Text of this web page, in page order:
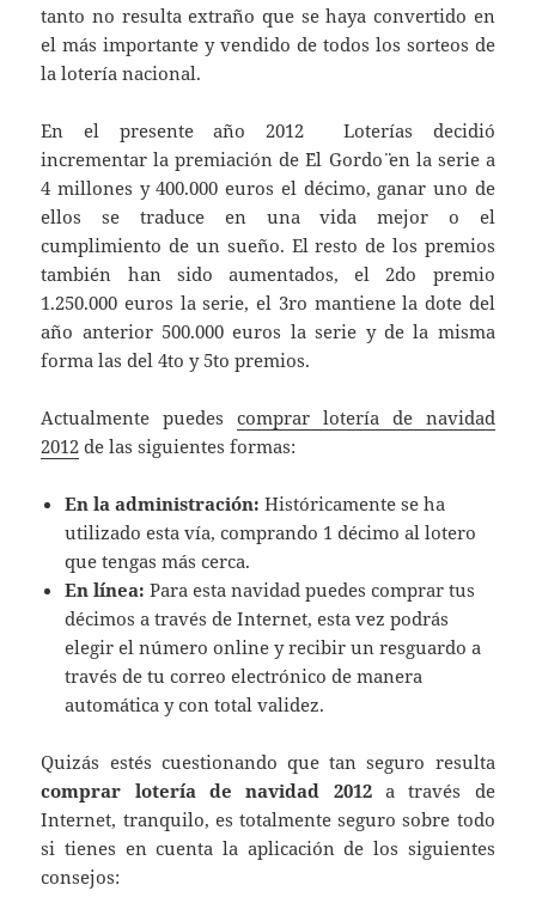
tanto no resulta extraño que se haya convertido en
el más importante y vendido de todos los sorteos de
la lotería nacional.
En el presente año 2012 Loterías decidió
incrementar la premiación de ¨El Gordo¨ en la serie a
4 millones y 400.000 euros el décimo, ganar uno de
ellos se traduce en una vida mejor o el
cumplimiento de un sueño. El resto de los premios
también han sido aumentados, el 2do premio
1.250.000 euros la serie, el 3ro mantiene la dote del
año anterior 500.000 euros la serie y de la misma
forma las del 4to y 5to premios.
Actualmente puedescomprar lotería de navidad
2012 de las siguientes formas:
En la administración: Históricamente se ha
utilizado esta vía, comprando 1 décimo al lotero
que tengas más cerca.
En línea: Para esta navidad puedes comprar tus
décimos a través de Internet, esta vez podrás
elegir el número online y recibir un resguardo a
través de tu correo electrónico de manera
automática y con total validez.
Quizás estés cuestionando que tan seguro resulta
comprar lotería de navidad 2012a través de
Internet, tranquilo, es totalmente seguro sobre todo
si tienes en cuenta la aplicación de los siguientes
consejos: